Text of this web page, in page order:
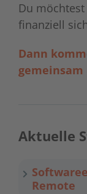
Du
finanziell
Dann
Aktuelle
Remote